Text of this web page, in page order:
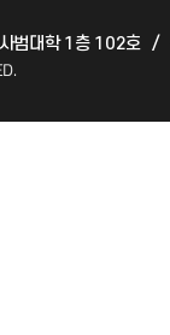
산학협력단
범대학 1층 102호 /